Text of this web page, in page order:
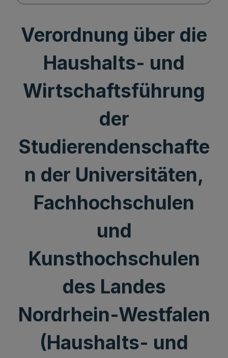
Verordnung über die
Haushalts- und
Wirtschaftsführung
der
Studierendenschafte
n der Universitäten,
Fachhochschulen
und
Kunsthochschulen
des Landes
Nordrhein-Westfalen
(Haushalts- und